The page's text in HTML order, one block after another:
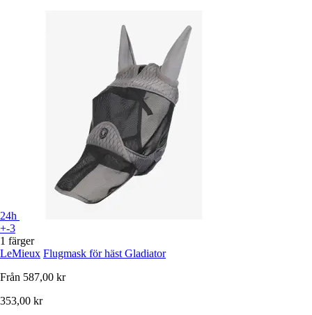
24h
+-3
1 färger
LeMieux Flugmask för häst Gladiator
Från 587,00 kr
353,00 kr